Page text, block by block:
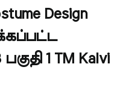
Design
1 TM Kalvi